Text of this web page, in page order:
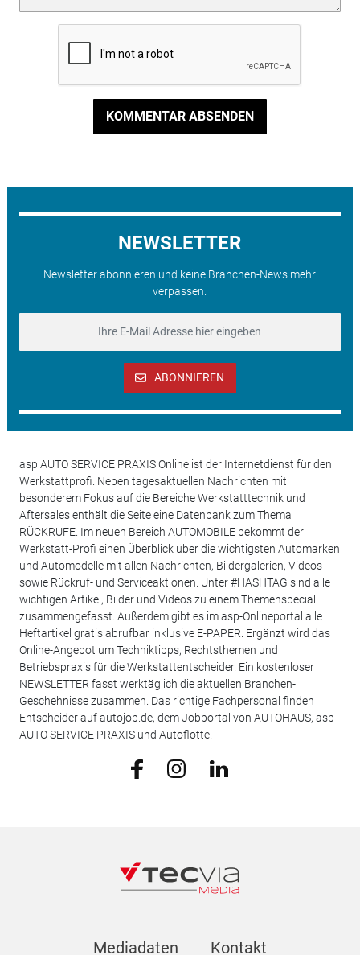
KOMMENTAR ABSENDEN
NEWSLETTER
Newsletter abonnieren und keine Branchen-News mehr
verpassen.
ABONNIEREN
asp AUTO SERVICE PRAXIS Online ist der Internetdienst für den
Werkstattprofi. Neben tagesaktuellen Nachrichten mit
besonderem Fokus auf die Bereiche Werkstatttechnik und
Aftersales enthält die Seite eine Datenbank zum Thema
RÜCKRUFE. Im neuen Bereich AUTOMOBILE bekommt der
Werkstatt-Profi einen Überblick über die wichtigsten Automarken
und Automodelle mit allen Nachrichten, Bildergalerien, Videos
sowie Rückruf- und Serviceaktionen. Unter #HASHTAG sind alle
wichtigen Artikel, Bilder und Videos zu einem Themenspecial
zusammengefasst. Außerdem gibt es im asp-Onlineportal alle
Heftartikel gratis abrufbar inklusive E-PAPER. Ergänzt wird das
Online-Angebot um Techniktipps, Rechtsthemen und
Betriebspraxis für die Werkstattentscheider. Ein kostenloser
NEWSLETTER fasst werktäglich die aktuellen Branchen-
Geschehnisse zusammen. Das richtige Fachpersonal finden
Entscheider auf autojob.de, dem Jobportal von AUTOHAUS, asp
AUTO SERVICE PRAXIS und Autoflotte.
Mediadaten Kontakt